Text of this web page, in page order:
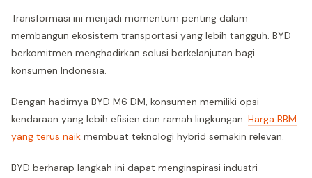
Transformasi ini menjadi momentum penting dalam
membangun ekosistem transportasi yang lebih tangguh. BYD
berkomitmen menghadirkan solusi berkelanjutan bagi
konsumen Indonesia.
Dengan hadirnya BYD M6 DM, konsumen memiliki opsi
kendaraan yang lebih efisien dan ramah lingkungan. Harga BBM
yang terus naik membuat teknologi hybrid semakin relevan.
BYD berharap langkah ini dapat menginspirasi industri